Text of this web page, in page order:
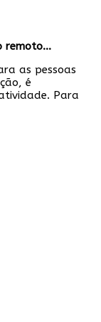
remoto…
as pessoas
é
Para